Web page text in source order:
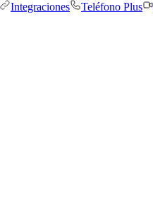
Integraciones Teléfono Plus